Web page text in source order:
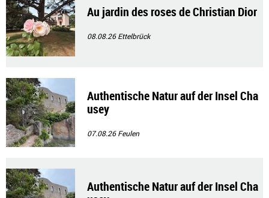
Au jardin des roses de Christian Dior
08.08.26Ettelbrück
Authentische Natur auf der Insel Cha
usey
07.08.26Feulen
Authentische Natur auf der Insel Cha